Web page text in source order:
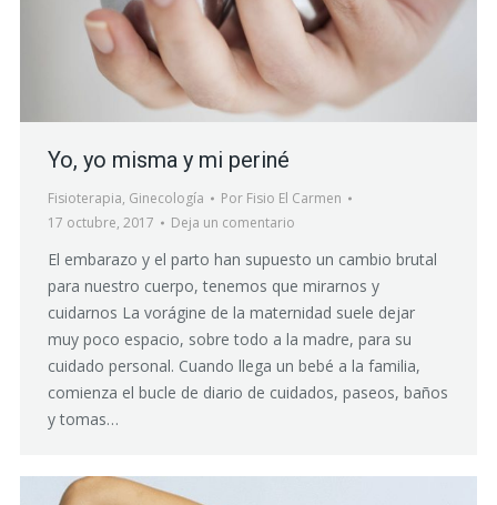
Yo, yo misma y mi periné
Fisioterapia, Ginecología Por Fisio El Carmen
17 octubre, 2017
Deja un comentario
El embarazo y el parto han supuesto un cambio brutal
para nuestro cuerpo, tenemos que mirarnos y
cuidarnos La vorágine de la maternidad suele dejar
muy poco espacio, sobre todo a la madre, para su
cuidado personal. Cuando llega un bebé a la familia,
comienza el bucle de diario de cuidados, paseos, baños
y tomas…